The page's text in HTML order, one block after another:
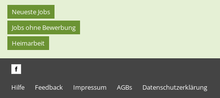
Neueste Jobs
Jobs ohne Bewerbung
Heimarbeit
Hilfe Feedback Impressum AGBs
Datenschutzerklärung